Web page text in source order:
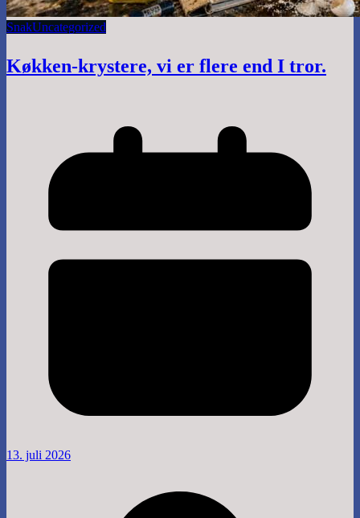
SnakUncategorized
Køkken-krystere, vi er flere end I tror.
13. juli 2026